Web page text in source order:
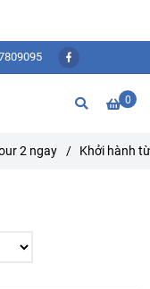
0
2 ngay / Khởi hành